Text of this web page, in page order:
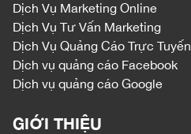
Dịch Vụ Marketing Online
Dịch Vụ Tư Vấn Marketing
Dịch Vụ Quảng Cáo Trực Tuyến
Dịch vụ quảng cáo Facebook
Dịch vụ quảng cáo Google
GIỚI THIỆU